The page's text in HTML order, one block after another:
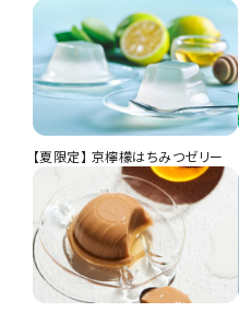
京都北山倶楽部（夏）L
夏のお濃茶づくし
円（税込）
円（税込）
炭焼珈琲ゼリープリン 3個入
円（税込）
【夏限定】 京檸檬はちみつゼリー